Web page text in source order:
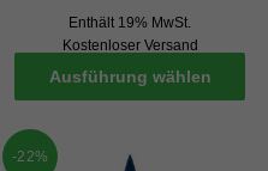
Enthält 19% MwSt.
Kostenloser Versand
Ausführung wählen
-22%
mehr.
anzeigen
Datenschutzerklärung Impressum